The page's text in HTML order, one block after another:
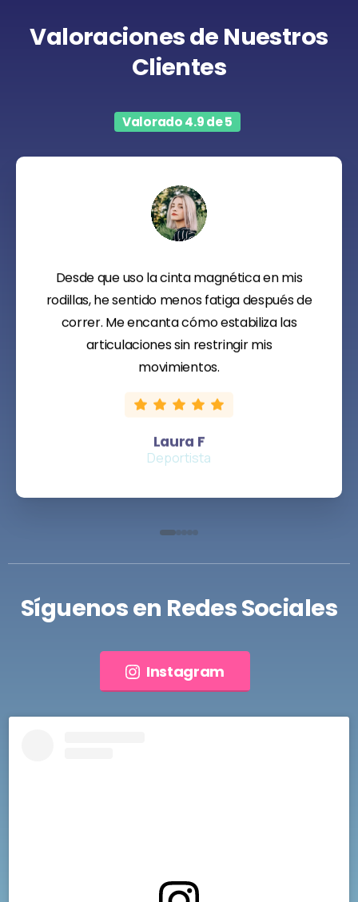
Valoracionesde Nuestros
Clientes
Valorado 4.9 de 5
Desde que uso la cinta magnética en mis
rodillas, he sentido menos fatiga después de
correr. Me encanta cómo estabiliza las
articulaciones sin restringir mis
movimientos.
Laura F
Deportista
Síguenosen RedesSociales
Instagram